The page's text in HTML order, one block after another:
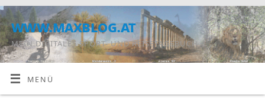
www.maxblog.at
MEIN DIGITALES SPORT- UND REISETAGEBUCH
MENÜ